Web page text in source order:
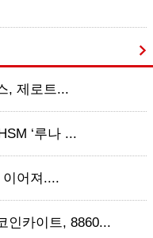
, 제로트...
‘루나 ...
어져....
인카이트, 8860...